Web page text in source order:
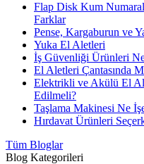
Flap Disk Kum
Farklar
Pense, Kargaburun ve
Yuka El Aletleri
İş Güvenliği Ürünleri
El Aletleri Çantasında
Elektrikli ve Akülü El
Edilmeli?
Taşlama Makinesi Ne
Hırdavat Ürünleri
Tüm Bloglar
Blog Kategorileri